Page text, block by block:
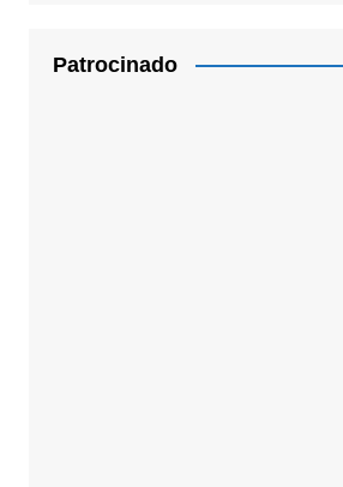
Patrocinado